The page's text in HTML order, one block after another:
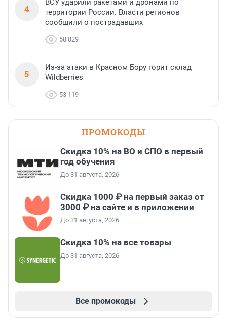
4
ВСУ ударили ракетами и дронами по
территории России. Власти регионов
сообщили о пострадавших
58 829
5
Из-за атаки в Красном Бору горит склад
Wildberries
53 119
ПРОМОКОДЫ
Скидка 10% на ВО и СПО в первый
год обучения
До 31 августа, 2026
Скидка 1000 ₽ на первый заказ от
3000 ₽ на сайте и в приложении
До 31 августа, 2026
Скидка 10% на все товары
До 31 августа, 2026
Все промокоды